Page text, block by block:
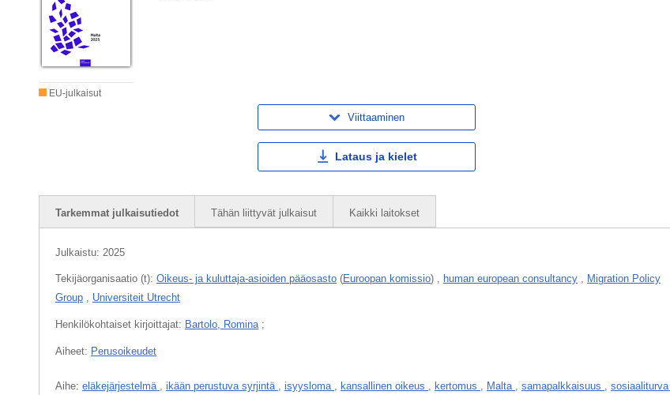
EU-julkaisut
Viittaaminen
Lataus ja kielet
Tarkemmat julkaisutiedot Tähän liittyvät julkaisut Kaikki laitokset
Julkaistu: 2025
Tekijäorganisaatio (t): Oikeus- ja kuluttaja-asioiden pääosasto (Euroopan komissio) , human european consultancy , Migration Policy
Group , Universiteit Utrecht
Henkilökohtaiset kirjoittajat: Bartolo, Romina ;
Aiheet: Perusoikeudet
Aihe: eläkejärjestelmä , ikään perustuva syrjintä , isyysloma , kansallinen oikeus , kertomus , Malta , samapalkkaisuus , sosiaaliturva